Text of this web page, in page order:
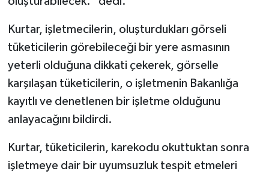
Kurtar, işletmecilerin, oluşturdukları görseli
tüketicilerin görebileceği bir yere asmasının
yeterli olduğuna dikkati çekerek, görselle
karşılaşan tüketicilerin, o işletmenin Bakanlığa
kayıtlı ve denetlenen bir işletme olduğunu
anlayacağını bildirdi.
Kurtar, tüketicilerin, karekodu okuttuktan sonra
işletmeye dair bir uyumsuzluk tespit etmeleri